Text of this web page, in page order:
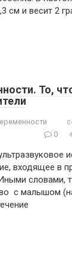
см и весит 2
То,
0
входящее в
словами,
с малышом